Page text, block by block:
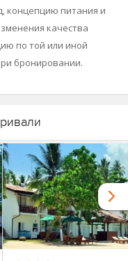
концепцию питания и
качества
по той или иной
бронировании.